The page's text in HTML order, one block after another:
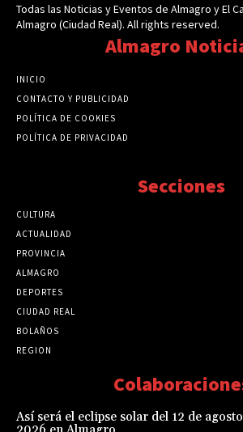
Todas las Noticias y Eventos de Almagro y El
Almagro (Ciudad Real). All rights reserved.
Almagro
INICIO
CONTACTO Y PUBLICIDAD
POLÍTICA DE COOKIES
POLÍTICA DE PRIVACIDAD
Secciones
CULTURA
ACTUALIDAD
PROVINCIA
ALMAGRO
DEPORTES
CIUDAD REAL
BOLAÑOS
REGION
Así será el eclipse solar del 12 de